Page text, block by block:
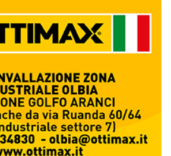
prime multe ma al civico 21 il B&B
del cantiere
davanti a un portone: rissa
in via Fiume
10 articoli
ai piedi della basilica di San